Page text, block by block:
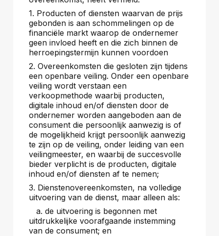
1. Producten of diensten waarvan de prijs
gebonden is aan schommelingen op de
financiële markt waarop de ondernemer
geen invloed heeft en die zich binnen de
herroepingstermijn kunnen voordoen
2. Overeenkomsten die gesloten zijn tijdens
een openbare veiling. Onder een openbare
veiling wordt verstaan een
verkoopmethode waarbij producten,
digitale inhoud en/of diensten door de
ondernemer worden aangeboden aan de
consument die persoonlijk aanwezig is of
de mogelijkheid krijgt persoonlijk aanwezig
te zijn op de veiling, onder leiding van een
veilingmeester, en waarbij de succesvolle
bieder verplicht is de producten, digitale
inhoud en/of diensten af te nemen;
3. Dienstenovereenkomsten, na volledige
uitvoering van de dienst, maar alleen als:
a. de uitvoering is begonnen met
uitdrukkelijke voorafgaande instemming
van de consument; en